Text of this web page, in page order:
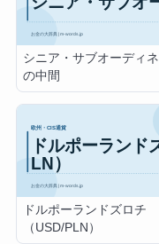
シニア・サブオーディ
の中間
ドルポーランドズロチ
（USD/PLN）